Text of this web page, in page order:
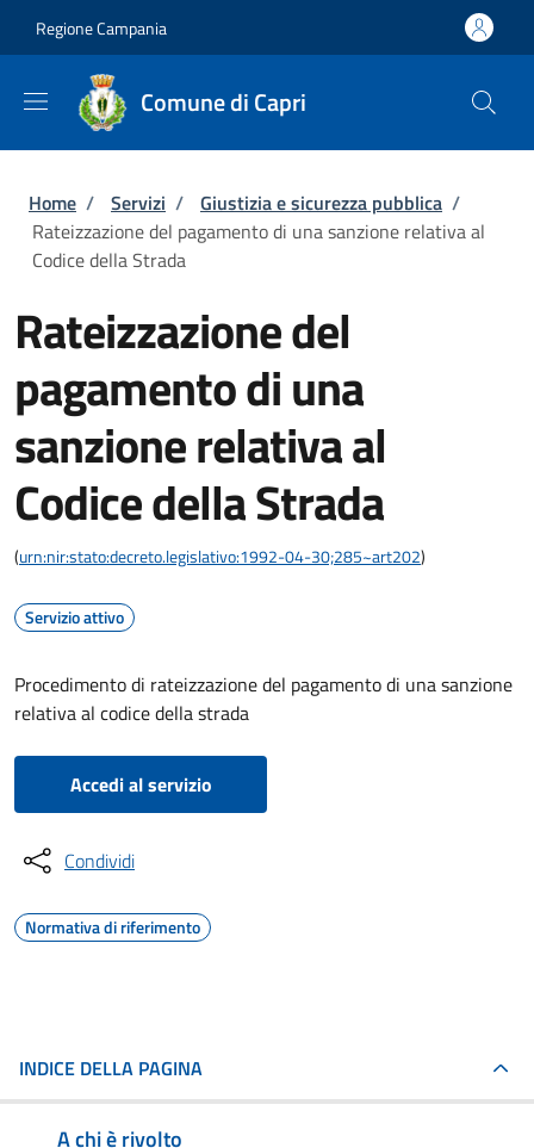
Regione Campania
Comune di Capri
Briciole di pane
Home / Servizi / Giustizia e sicurezza pubblica /
Rateizzazione del pagamento di una sanzione relativa al
Codice della Strada
Rateizzazione del
pagamento di una
sanzione relativa al
Codice della Strada
(urn:nir:stato:decreto.legislativo:1992-04-30;285~art202)
Servizio attivo
Procedimento di rateizzazione del pagamento di una sanzione
relativa al codice della strada
Accedi al servizio
Condividi
Normativa di riferimento
INDICE DELLA PAGINA
A chi è rivolto